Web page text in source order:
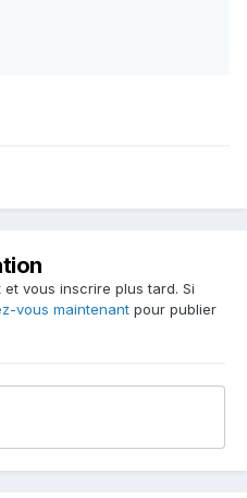
vous inscrire plus tard. Si
vous maintenant pour publier